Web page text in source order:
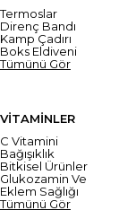
Termoslar
Direnç Bandı
Kamp Çadırı
Boks Eldiveni
Tümünü Gör
VİTAMİNLER
C Vitamini
Bağışıklık
Bitkisel Ürünler
Glukozamin Ve
Eklem Sağlığı
Tümünü Gör